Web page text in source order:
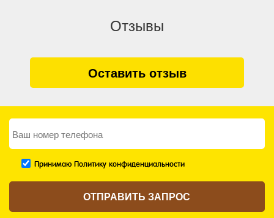
Отзывы
Оставить отзыв
Принимаю Политику конфиденциальности